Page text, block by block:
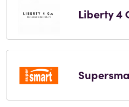
Liberty 4